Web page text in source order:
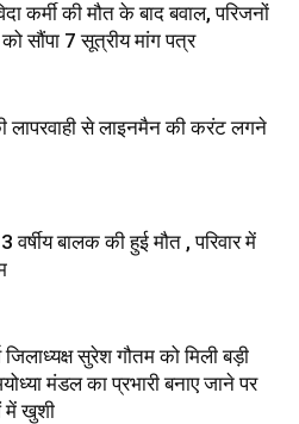
कर्मी की मौत के बाद बवाल, परिजनों
सौंपा 7 सूत्रीय मांग पत्र
लापरवाही से लाइनमैन की करंट लगने
वर्षीय बालक की हुई मौत , परिवार में
जिलाध्यक्ष सुरेश गौतम को मिली बड़ी
मंडल का प्रभारी बनाए जाने पर
में खुशी